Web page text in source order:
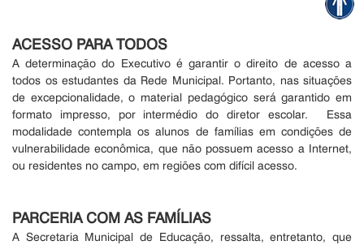
ACESSO PARA TODOS
A determinação do Executivo é garantir o direito de acesso a
todos os estudantes da Rede Municipal. Portanto, nas situações
de excepcionalidade, o material pedagógico será garantido em
formato impresso, por intermédio do diretor escolar. Essa
modalidade contempla os alunos de famílias em condições de
vulnerabilidade econômica, que não possuem acesso a Internet,
ou residentes no campo, em regiões com difícil acesso.
PARCERIA COM AS FAMÍLIAS
A Secretaria Municipal de Educação, ressalta, entretanto, que